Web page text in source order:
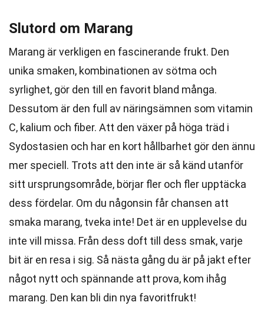
Slutord om Marang
Marang är verkligen en fascinerande frukt. Den
unika smaken, kombinationen av sötma och
syrlighet, gör den till en favorit bland många.
Dessutom är den full av näringsämnen som vitamin
C, kalium och fiber. Att den växer på höga träd i
Sydostasien och har en kort hållbarhet gör den ännu
mer speciell. Trots att den inte är så känd utanför
sitt ursprungsområde, börjar fler och fler upptäcka
dess fördelar. Om du någonsin får chansen att
smaka marang, tveka inte! Det är en upplevelse du
inte vill missa. Från dess doft till dess smak, varje
bit är en resa i sig. Så nästa gång du är på jakt efter
något nytt och spännande att prova, kom ihåg
marang. Den kan bli din nya favoritfrukt!